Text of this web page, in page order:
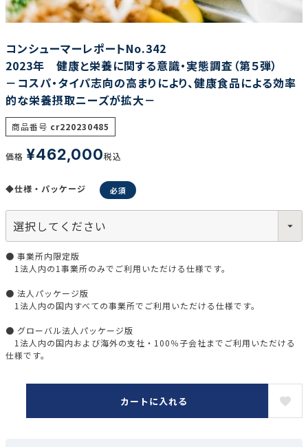
調査の種類で選ぶ
リセット
コンシューマーレポートNo.342
2023年 健康と栄養に関する意識・実態調査（第５弾）
－コスパ・タイパ志向の高まりにより、健康食品による効率
的な栄養摂取ニーズが拡大－
商品番号 cr220230485
価格 ¥462,000税込
◆仕様・パッケージ
● 事業所内限定版
1法人内の1事業所のみでご利用いただける仕様です。
● 法人パッケージ版
1法人内の国内すべての事業所でご利用いただける仕様です。
● グローバル法人パッケージ版
1法人内の国内および海外の支社・100％子会社までご利用いただける
仕様です。
カートに入れる